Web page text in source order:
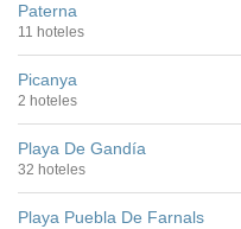
Paterna
11 hoteles
Picanya
2 hoteles
Playa De Gandía
32 hoteles
Playa Puebla De Farnals